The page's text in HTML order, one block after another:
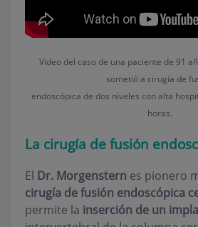
Video del caso de una paciente de 91
sometió a cirugía de
endoscópica de dos niveles con alta
horas.
La cirugía de fusión
El Dr. Morgenstern es pionero
cirugía de fusión endoscópica
permite la inserción de un